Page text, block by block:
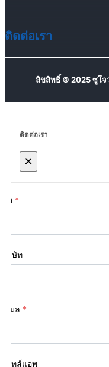
ติดต่อเรา
ลิขสิทธิ์ © 2025 ซูโจ
ติดต่อเรา
×
ชื่อ *
บริษัท
อีเมล *
วอทส์แอพ